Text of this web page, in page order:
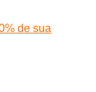
de sua